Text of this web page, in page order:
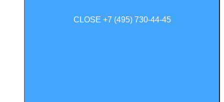
CLOSE +7 (495) 730-44-45